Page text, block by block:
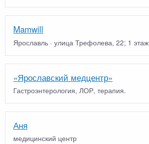
Mamwill
Ярославль · улица Трефолева, 22; 1 этаж
«Ярославский медцентр»
Гастроэнтерология, ЛОР, терапия.
Аня
медицинский центр